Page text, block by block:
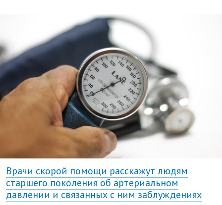
Врачи скорой помощи расскажут людям
старшего поколения об артериальном
давлении и связанных с ним заблуждениях